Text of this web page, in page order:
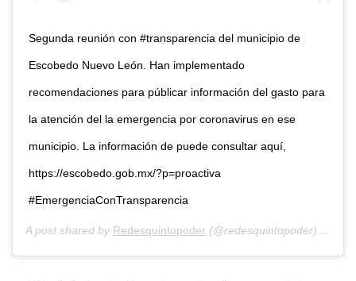
Segunda reunión con #transparencia del municipio de
Escobedo Nuevo León. Han implementado
recomendaciones para públicar información del gasto para
la atención del la emergencia por coronavirus en ese
municipio. La información de puede consultar aquí,
https://escobedo.gob.mx/?p=proactiva
#EmergenciaConTransparencia
A post shared by Redesquintopoder (@redesquintopoder) on